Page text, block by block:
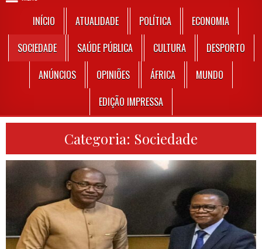
INÍCIO ATUALIDADE POLÍTICA
ECONOMIA
SOCIEDADE
SAÚDE PÚBLICA CULTURA
DESPORTO
ANÚNCIOS
OPINIÕES ÁFRICA
MUNDO
EDIÇÃO IMPRESSA
Categoria: Sociedade